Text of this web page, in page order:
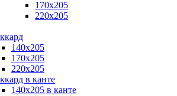
170х205
220х205
140x205
170х205
220х205
в канте
140х205 в канте